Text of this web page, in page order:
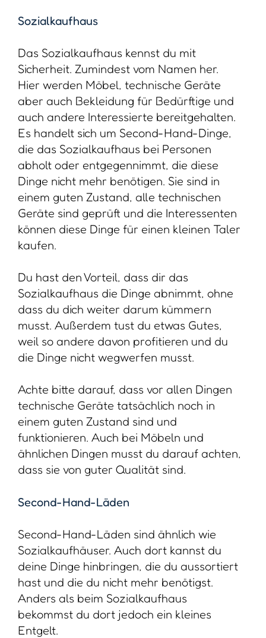
Sozialkaufhaus
Das Sozialkaufhaus kennst du mit
Sicherheit. Zumindest vom Namen her.
Hier werden Möbel, technische Geräte
aber auch Bekleidung für Bedürftige und
auch andere Interessierte bereitgehalten.
Es handelt sich um Second-Hand-Dinge,
die das Sozialkaufhaus bei Personen
abholt oder entgegennimmt, die diese
Dinge nicht mehr benötigen. Sie sind in
einem guten Zustand, alle technischen
Geräte sind geprüft und die Interessenten
können diese Dinge für einen kleinen Taler
kaufen.
Du hast den Vorteil, dass dir das
Sozialkaufhaus die Dinge abnimmt, ohne
dass du dich weiter darum kümmern
musst. Außerdem tust du etwas Gutes,
weil so andere davon profitieren und du
die Dinge nicht wegwerfen musst.
Achte bitte darauf, dass vor allen Dingen
technische Geräte tatsächlich noch in
einem guten Zustand sind und
funktionieren. Auch bei Möbeln und
ähnlichen Dingen musst du darauf achten,
dass sie von guter Qualität sind.
Second-Hand-Läden
Second-Hand-Läden sind ähnlich wie
Sozialkaufhäuser. Auch dort kannst du
deine Dinge hinbringen, die du aussortiert
hast und die du nicht mehr benötigst.
Anders als beim Sozialkaufhaus
bekommst du dort jedoch ein kleines
Entgelt.